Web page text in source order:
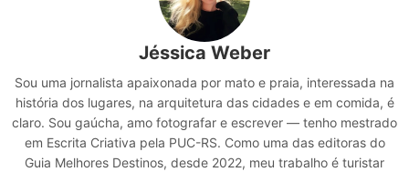
Jéssica Weber
Sou uma jornalista apaixonada por mato e praia, interessada na
história dos lugares, na arquitetura das cidades e em comida, é
claro. Sou gaúcha, amo fotografar e escrever — tenho mestrado
em Escrita Criativa pela PUC-RS. Como uma das editoras do
Guia Melhores Destinos, desde 2022, meu trabalho é turistar